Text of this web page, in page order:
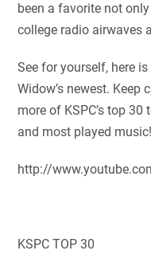
been a favorite not
college radio airwaves
See for yourself, here
Widow’s newest.
more of KSPC’s top
and most played music!
http://
KSPC TOP 30